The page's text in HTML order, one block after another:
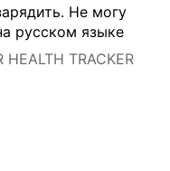
Не могу
русском языке
TRACKER